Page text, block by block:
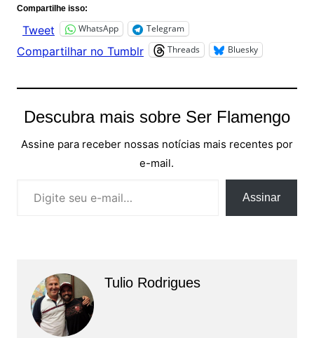
Compartilhe isso:
Tweet WhatsApp Telegram
Compartilhar no Tumblr Threads Bluesky
Descubra mais sobre Ser Flamengo
Assine para receber nossas notícias mais recentes por
e-mail.
Assinar
Tulio Rodrigues